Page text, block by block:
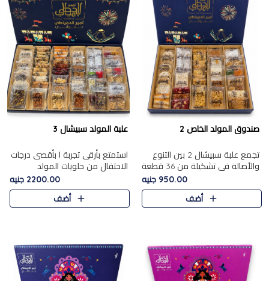
صندوق المولد الخاص 2
تجمع علبة سبيشال 2 بين التنوع
والأصالة في تشكيلة من 36 قطعة
تضم أشهر حلويات المولد الشرقية.
تحتوي العلبة على الجزرية بالفول،
والجزرية بالبن..
950.00 جنيه
أضف
علبة المولد سبيشال 3
استمتع بأرقى تجربة ا بأقصى درجات
الاحتفال من حلويات المولد
المصريه الأصيلة مع هذه الفخامة
مع علبة سبيشال 3 التي تضم 56
قطعة من تشكيلة استثن..
2200.00 جنيه
أضف